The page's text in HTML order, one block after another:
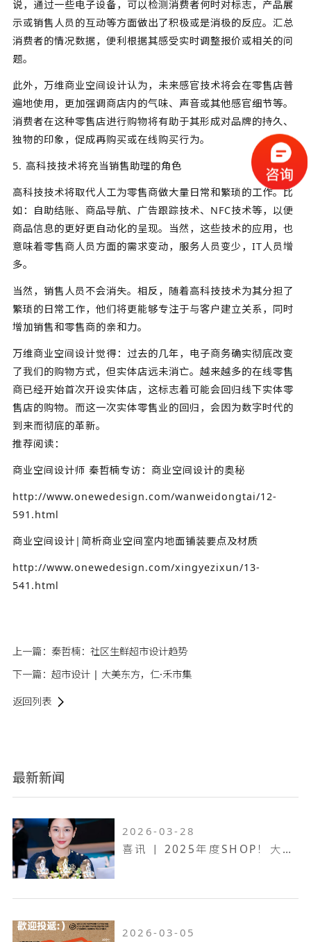
说，通过一些电子设备，可以检测消费者何时对标志，产品展
示或销售人员的互动等方面做出了积极或是消极的反应。汇总
消费者的情况数据，便利根据其感受实时调整报价或相关的问
题。
此外，万维商业空间设计认为，未来感官技术将会在零售店普
遍地使用，更加强调商店内的气味、声音或其他感官细节等。
消费者在这种零售店进行购物将有助于其形成对品牌的持久、
独物的印象，促成再购买或在线购买行为。
5. 高科技技术将充当销售助理的角色
高科技技术将取代人工为零售商做大量日常和繁琐的工作。比
如：自助结账、商品导航、广告跟踪技术、NFC技术等，以便
商品信息的更好更自动化的呈现。当然，这些技术的应用，也
意味着零售商人员方面的需求变动，服务人员变少，IT人员增
多。
当然，销售人员不会消失。相反，随着高科技技术为其分担了
繁琐的日常工作，他们将更能够专注于与客户建立关系，同时
增加销售和零售商的亲和力。
万维商业空间设计觉得：过去的几年，电子商务确实彻底改变
了我们的购物方式，但实体店远未消亡。越来越多的在线零售
商已经开始首次开设实体店，这标志着可能会回归线下实体零
售店的购物。而这一次实体零售业的回归，会因为数字时代的
到来而彻底的革新。
推荐阅读：
商业空间设计师 秦哲楠专访：商业空间设计的奥秘
http://www.onewedesign.com/wanweidongtai/12-
591.html
商业空间设计|简析商业空间室内地面铺装要点及材质
http://www.onewedesign.com/xingyezixun/13-
541.html
上一篇： 秦哲楠：社区生鲜超市设计趋势
下一篇： 超市设计 | 大美东方，仁·禾市集
返回列表
最新新闻
2026-03-28
喜讯 | 2025年度SHOP！大奖赛，万维设计斩获一金两银！
2026-03-05